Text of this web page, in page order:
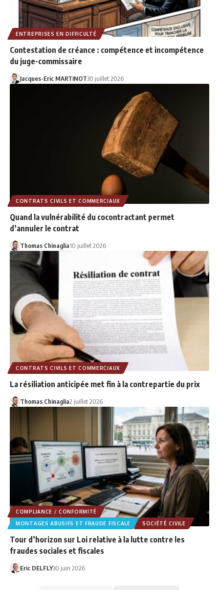
ENTREPRISES EN DIFFICULTÉ
Contestation de créance : compétence et incompétence
du juge-commissaire
Jacques-Eric MARTINOT30 juillet 2026
CONTRATS CIVILS ET COMMERCIAUX
Quand la vulnérabilité du cocontractant permet
d’annuler le contrat
Thomas Chinaglia10 juillet 2026
CONTRATS CIVILS ET COMMERCIAUX
La résiliation anticipée met fin à la contrepartie du prix
Thomas Chinaglia2 juillet 2026
COMPLIANCE / CONFORMITÉ
MONTAGES ABUSIFS ET FRAUDE FISCALE
SOCIÉTÉ CIVILE
Tour d’horizon sur Loi relative à la lutte contre les
fraudes sociales et fiscales
Eric DELFLY30 juin 2026